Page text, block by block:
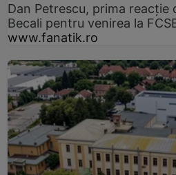
Dan Petrescu, prima reacție
Becali pentru venirea la
www.fanatik.ro